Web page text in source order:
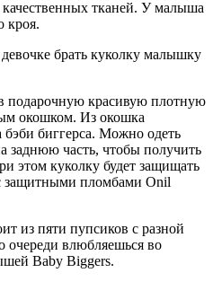
тканей. У малыша
кроя.
брать куколку малышку
подарочную красивую плотную
окошком. Из окошка
биггерса. Можно одеть
часть, чтобы получить
этом куколку будет защищать
защитными пломбами Onil
из пяти пупсиков с разной
очереди влюбляешься во
Baby Biggers.